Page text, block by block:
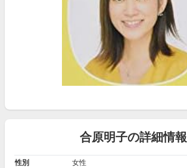
合原明子の詳細情報
性別
女性